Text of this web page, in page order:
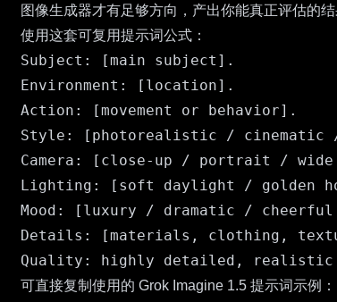
图像生成器才有足够方向，产出你能真正评估的结
使用这套可复用提示词公式：
Subject: [main subject].
Environment: [location].
Action: [movement or behavior].
Style: [photorealistic /
Camera: [close-up / portrait /
Lighting: [soft daylight / golden
Mood: [luxury / dramatic /
Details: [materials, clothing,
可直接复制使用的 Grok Imagine 1.5 提示词示例：